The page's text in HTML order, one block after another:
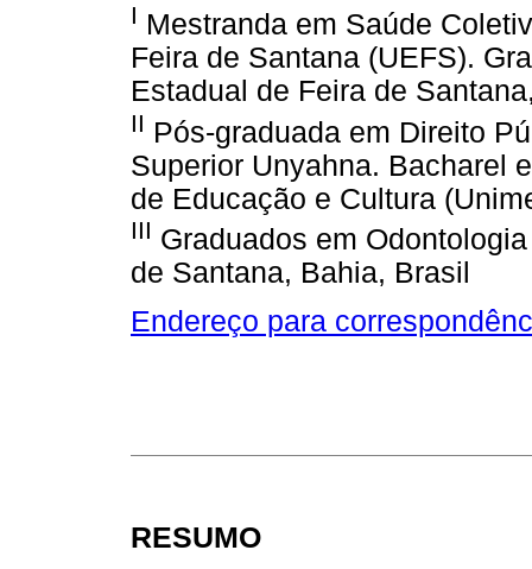
I Mestranda em Saúde
Feira de Santana (UEFS).
Estadual de Feira de
II Pós-graduada em Direito
Superior Unyahna. Bacharel
de Educação e Cultura
III Graduados em
de Santana, Bahia, Brasil
Endereço para
RESUMO